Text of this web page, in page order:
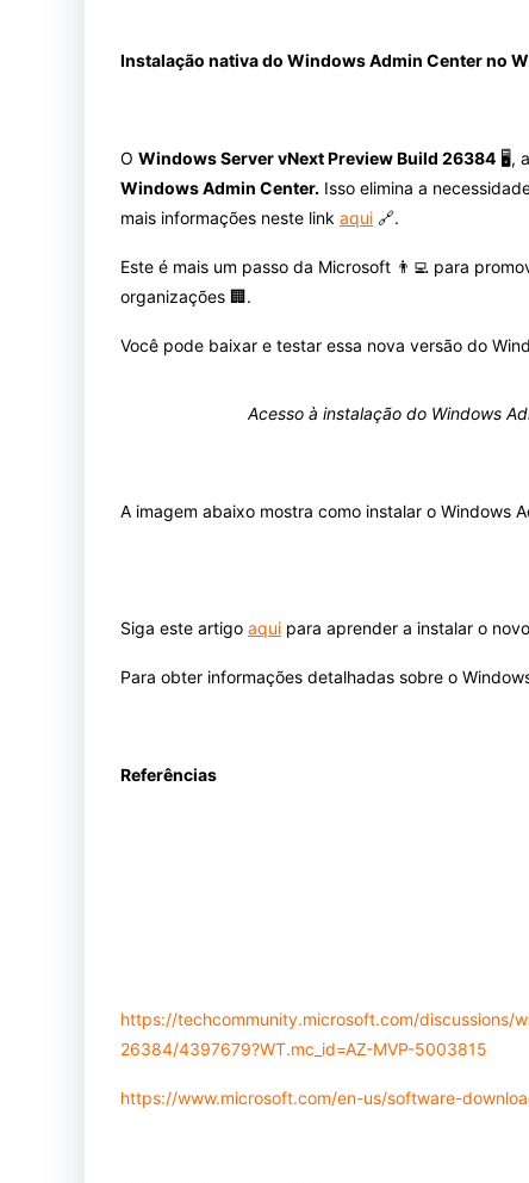
Instalação nativa do Windows Admin Center no
O Windows Server vNext Preview Build 26384 🖥️,
Windows Admin Center. Isso elimina a
mais informações neste link aqui 🔗.
Este é mais um passo da Microsoft 👨‍💻 para
organizações 🏢.
Você pode baixar e testar essa nova versão do
Acesso à instalação do Windows
A imagem abaixo mostra como instalar o Windows
Siga este artigo aqui para aprender a instalar o
Para obter informações detalhadas sobre o
Referências
https://techcommunity.microsoft.com/discussions/
26384/4397679?WT.mc_id=AZ-MVP-5003815
https://www.microsoft.com/en-us/software-